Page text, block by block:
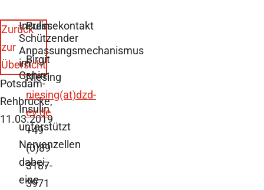
Zurück
zur
Übersicht
Potsdam-
Rehbrücke,
11.03.2019
Insulin:
Schützender
Anpassungsmechanismus
im
Gehirn
Insulin
unterstützt
Nervenzellen
dabei,
eine
Pressekontakt
Birgit
Niesing
niesing(at)dzd-
ev.de
+49
(0)89
3187-
3971